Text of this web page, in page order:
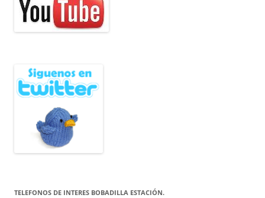
TELEFONOS DE INTERES BOBADILLA ESTACIÓN.